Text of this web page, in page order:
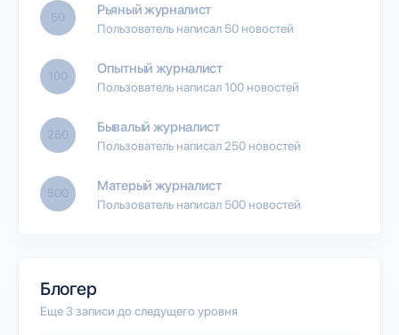
50 Рьяный журналист
Пользователь написал 50 новостей
100 Опытный журналист
Пользователь написал 100 новостей
250 Бывалый журналист
Пользователь написал 250 новостей
500 Матерый журналист
Пользователь написал 500 новостей
Блогер
Еще 3 записи до следущего уровня